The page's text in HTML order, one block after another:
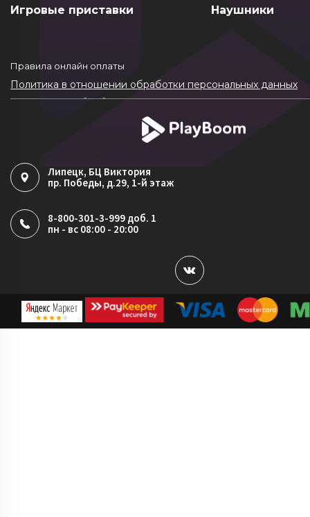
Игровые приставки
Наушники
Правила онлайн оплаты
Политика в отношении обработки персональных данных
Согласие на обработку ПДн
Политика обработки файлов cookie
Липецк, БЦ Виктория
пр. Победы, д.29, 1-й этаж
8-800-301-3-999 доб. 1
пн - вс 08:00 - 20:00